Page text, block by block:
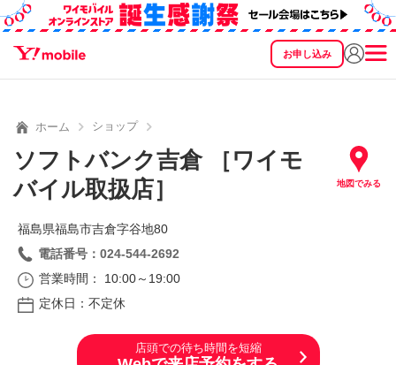
お申し込み
SEARCH
ホーム ショップ
ソフトバンク吉倉 ［ワイモ
バイル取扱店］
地図でみる
福島県福島市吉倉字谷地80
電話番号：024-544-2692
営業時間： 10:00～19:00
定休日：不定休
店頭での待ち時間を短縮